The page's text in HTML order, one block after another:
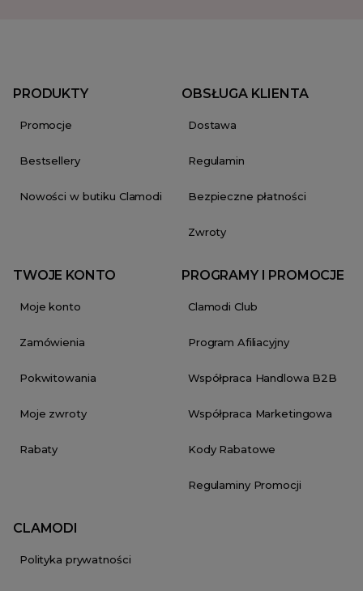
PRODUKTY
Promocje
Bestsellery
Nowości w butiku Clamodi
OBSŁUGA KLIENTA
Dostawa
Regulamin
Bezpieczne płatności
Zwroty
TWOJE KONTO
Moje konto
Zamówienia
Pokwitowania
Moje zwroty
Rabaty
PROGRAMY I PROMOCJE
Clamodi Club
Program Afiliacyjny
Współpraca Handlowa B2B
Współpraca Marketingowa
Kody Rabatowe
Regulaminy Promocji
CLAMODI
Polityka prywatności